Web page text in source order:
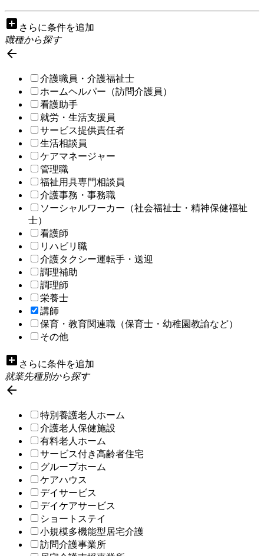
add_box さらに条件を追加
職種から探す

介護職員・介護福祉士
ホームヘルパー（訪問介護員）
看護助手
就労・生活支援員
サービス提供責任者
生活相談員
ケアマネージャー
管理職
福祉用具専門相談員
介護事務・事務職
ソーシャルワーカー（社会福祉士・精神保健福祉
士）
看護師
リハビリ職
介護タクシー運転手・送迎
調理補助
調理師
栄養士
講師
保育・教育関連職（保育士・幼稚園教諭など）
その他
add_box さらに条件を追加
就業先種別から探す

特別養護老人ホーム
介護老人保健施設
有料老人ホーム
サービス付き高齢者住宅
グループホーム
ケアハウス
デイサービス
デイケアサービス
ショートステイ
小規模多機能型居宅介護
訪問介護事業所